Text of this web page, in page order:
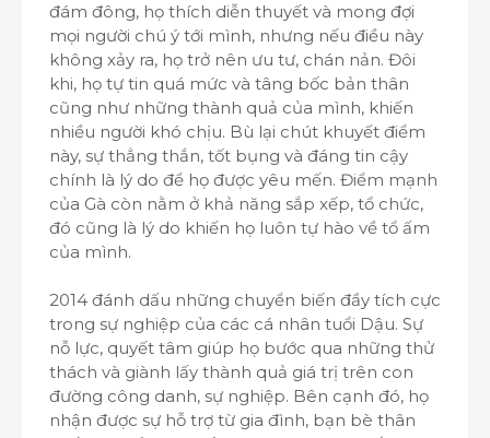
đám đông, họ thích diễn thuyết và mong đợi
mọi người chú ý tới mình, nhưng nếu điều này
không xảy ra, họ trở nên ưu tư, chán nản. Đôi
khi, họ tự tin quá mức và tâng bốc bản thân
cũng như những thành quả của mình, khiến
nhiều người khó chịu. Bù lại chút khuyết điểm
này, sự thẳng thắn, tốt bụng và đáng tin cậy
chính là lý do để họ được yêu mến. Điểm mạnh
của Gà còn nằm ở khả năng sắp xếp, tổ chức,
đó cũng là lý do khiến họ luôn tự hào về tổ ấm
của mình.
2014 đánh dấu những chuyển biến đầy tích cực
trong sự nghiệp của các cá nhân tuổi Dậu. Sự
nỗ lực, quyết tâm giúp họ bước qua những thử
thách và giành lấy thành quả giá trị trên con
đường công danh, sự nghiệp. Bên cạnh đó, họ
nhận được sự hỗ trợ từ gia đình, bạn bè thân